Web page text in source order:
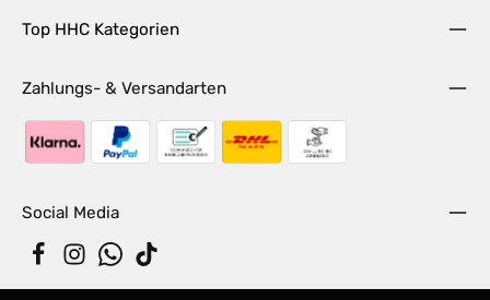
Top HHC Kategorien
Zahlungs- & Versandarten
Social Media